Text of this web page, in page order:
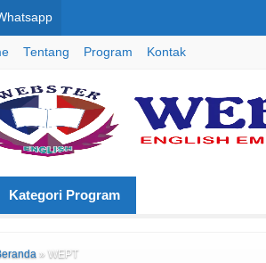
Tentang Program Kontak
Kategori Program
» WEPT